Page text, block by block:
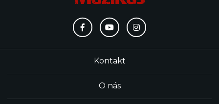
Kontakt
O nás